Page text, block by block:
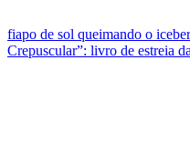
fiapo de sol queimando o
Crepuscular”: livro de estreia